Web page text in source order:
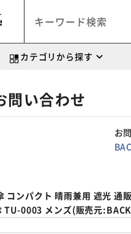
カテゴリから探す
問い合わせ
お
コンパクト 晴雨兼用 遮光 通
TU-0003 メンズ(販売元